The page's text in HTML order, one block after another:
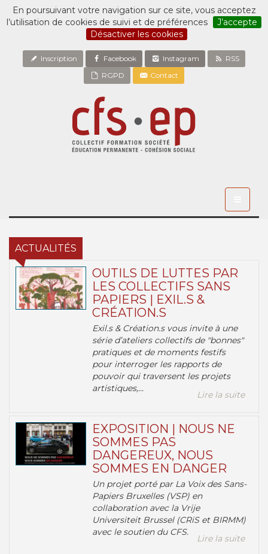
En poursuivant votre navigation sur ce site, vous acceptez
l’utilisation de cookies de suivi et de préférences
J’accepte
Désactiver les cookies
Inscription Facebook Instagram
RSS
RGPD
Contact
ACTUALITÉS
OUTILS DE LUTTES PAR
LES COLLECTIFS SANS
PAPIERS | EXIL.S &
CRÉATION.S
Exil.s & Création.s vous invite à une
série d’ateliers collectifs de "bonnes"
pratiques et de moments festifs
pour interroger les rapports de
pouvoir qui traversent les projets
artistiques,...
Lire la suite
EXPOSITION | NOUS NE
SOMMES PAS
DANGEREUX, NOUS
SOMMES EN DANGER
Un projet porté par La Voix des Sans-
Papiers Bruxelles (VSP) en
collaboration avec la Vrije
Universiteit Brussel (CRiS et BIRMM)
avec le soutien du CFS.
Lire la suite